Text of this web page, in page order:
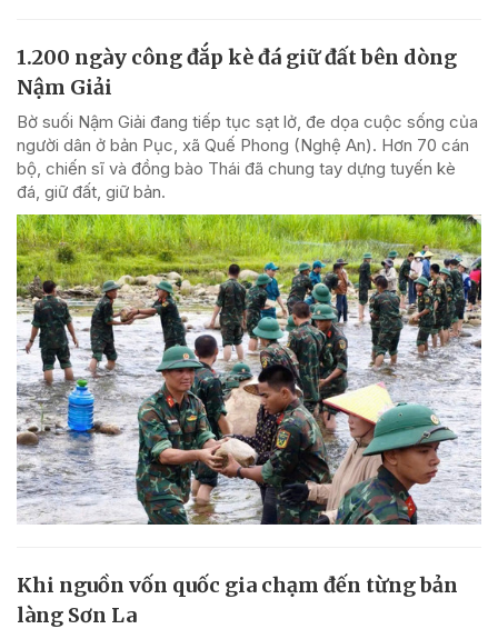
1.200 ngày công đắp kè đá giữ đất bên dòng
Nậm Giải
Bờ suối Nậm Giải đang tiếp tục sạt lở, đe dọa cuộc sống của
người dân ở bản Pục, xã Quế Phong (Nghệ An). Hơn 70 cán
bộ, chiến sĩ và đồng bào Thái đã chung tay dựng tuyến kè
đá, giữ đất, giữ bản.
Khi nguồn vốn quốc gia chạm đến từng bản
làng Sơn La